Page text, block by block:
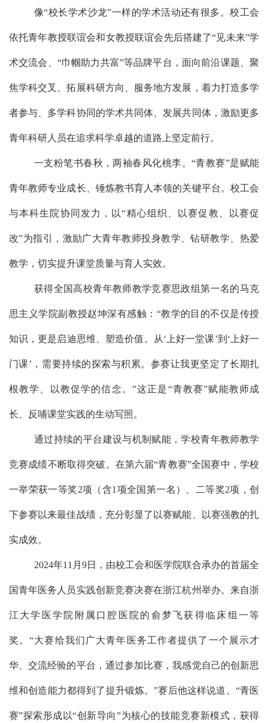
像“校长学术沙龙”一样的学术活动还有很多。校工会
依托青年教授联谊会和女教授联谊会先后搭建了“见未来”学
术交流会、 “巾帼助力共富”等品牌平台，面向前沿课题、聚
焦学科交叉、拓展科研方向、服务地方发展，着力打造多学
者参与、多学科协同的学术共同体、发展共同体，激励更多
青年科研人员在追求科学卓越的道路上坚定前行。
一支粉笔书春秋，两袖春风化桃李。 “青教赛”是赋能
青年教师专业成长、锤炼教书育人本领的关键平台。校工会
与本科生院协同发力，以“精心组织、以赛促教、以赛促
改”为指引，激励广大青年教师投身教学、钻研教学、热爱
教学，切实提升课堂质量与育人实效。
获得全国高校青年教师教学竞赛思政组第一名的马克
思主义学院副教授赵坤深有感触： “教学的目的不仅是传授
知识，更是启迪思维、塑造价值。从‘上好一堂课’到‘上好一
门课’，需要持续的探索与积累。参赛让我更坚定了长期扎
根教学、以教促学的信念。”这正是“青教赛”赋能教师成
长、反哺课堂实践的生动写照。
通过持续的平台建设与机制赋能，学校青年教师教学
竞赛成绩不断取得突破。在第六届“青教赛”全国赛中， 学校
一举荣获一等奖2项（含1项全国第一名）、二等奖2项，创
下参赛以来最佳战绩，充分彰显了以赛赋能、以赛强教的扎
实成效。
2024年11月9日，由校工会和医学院联合承办的首届全
国青年医务人员实践创新竞赛决赛在浙江杭州举办。 来自浙
江大学医学院附属口腔医院的俞梦飞获得临床组一等
奖 。“大赛给我们广大青年医务工作者提供了一个展示才
华、交流经验的平台，通过参加比赛，我感觉自己的创新思
维和创造能力都得到了提升锻炼。”赛后他这样说道。 “青医
赛”探索形成以“创新导向”为核心的技能竞赛新模式，获得